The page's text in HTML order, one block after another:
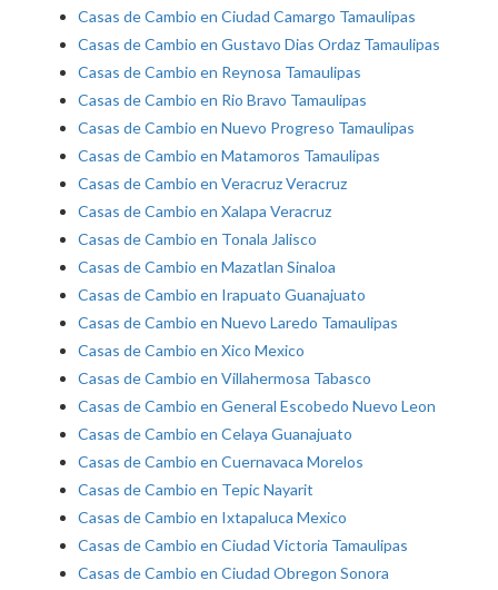
Casas de Cambio en Ciudad Camargo Tamaulipas
Casas de Cambio en Gustavo Dias Ordaz Tamaulipas
Casas de Cambio en Reynosa Tamaulipas
Casas de Cambio en Rio Bravo Tamaulipas
Casas de Cambio en Nuevo Progreso Tamaulipas
Casas de Cambio en Matamoros Tamaulipas
Casas de Cambio en Veracruz Veracruz
Casas de Cambio en Xalapa Veracruz
Casas de Cambio en Tonala Jalisco
Casas de Cambio en Mazatlan Sinaloa
Casas de Cambio en Irapuato Guanajuato
Casas de Cambio en Nuevo Laredo Tamaulipas
Casas de Cambio en Xico Mexico
Casas de Cambio en Villahermosa Tabasco
Casas de Cambio en General Escobedo Nuevo Leon
Casas de Cambio en Celaya Guanajuato
Casas de Cambio en Cuernavaca Morelos
Casas de Cambio en Tepic Nayarit
Casas de Cambio en Ixtapaluca Mexico
Casas de Cambio en Ciudad Victoria Tamaulipas
Casas de Cambio en Ciudad Obregon Sonora